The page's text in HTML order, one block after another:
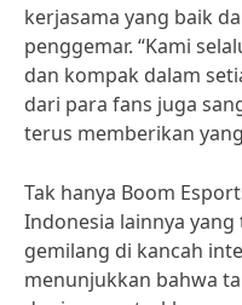
kerjasama yang baik
penggemar. “Kami
dan kompak dalam
dari para fans juga
terus memberikan
Tak hanya Boom
Indonesia lainnya
gemilang di kancah
menunjukkan bahwa